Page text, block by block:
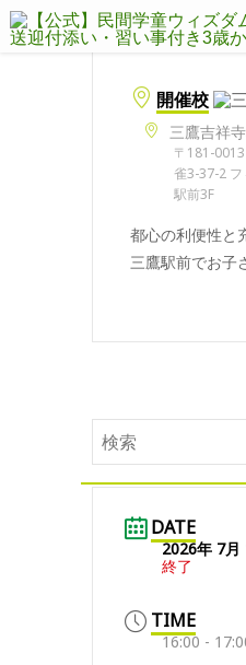
開催校
三鷹吉祥
〒181-
雀3-37-2 フ
駅前3F
都心の利便性と
三鷹駅前でお子
DATE
2026年 7月
終了
TIME
16:00 -